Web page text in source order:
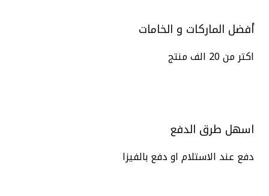
أفضل الماركات و الخامات
اكتر من 20 الف منتج
اسهل طرق الدفع
دفع عند الاستلام او دفع بالفيزا